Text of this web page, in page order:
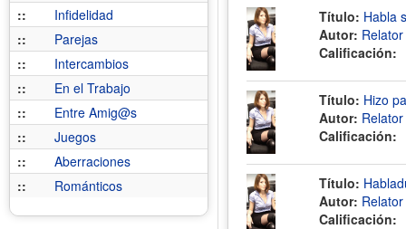
::
Infidelidad
::
Parejas
::
Intercambios
::
En el Trabajo
::
Entre Amig@s
::
Juegos
::
Aberraciones
::
Románticos
Título: Habla
Autor:
Calificación:
Título: Hizo
Autor:
Calificación:
Título:
Autor:
Calificación: